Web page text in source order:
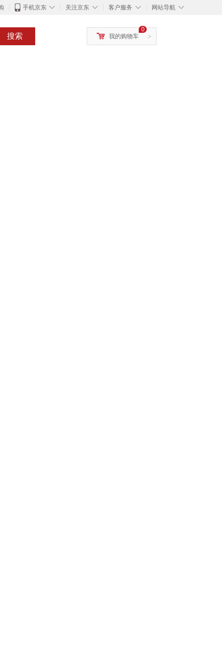
◇
手机京东 ◇
关注京东 ◇
客户服务 ◇
网站导航
搜索 >
0
我的购物车